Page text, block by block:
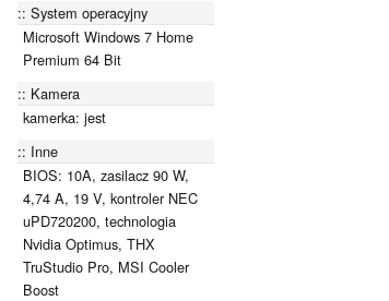
System operacyjny
Microsoft Windows 7 Home
Premium 64 Bit
Kamera
kamerka: jest
Inne
BIOS: 10A, zasilacz 90 W,
4,74 A, 19 V, kontroler NEC
uPD720200, technologia
Nvidia Optimus, THX
TruStudio Pro, MSI Cooler
Boost